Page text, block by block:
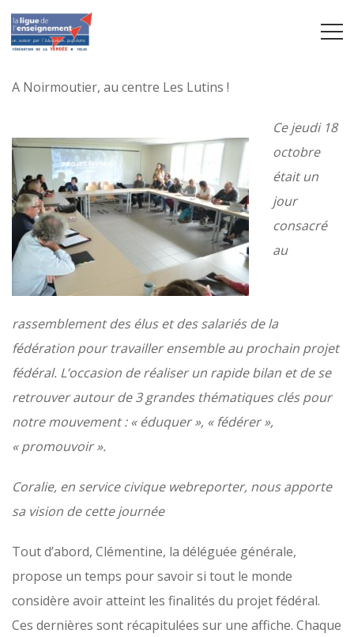
A Noirmoutier, au centre Les Lutins !
Ce jeudi 18
octobre
était un
jour
consacré
au
rassemblement des élus et des salariés de la
fédération pour travailler ensemble au prochain projet
fédéral. L’occasion de réaliser un rapide bilan et de se
retrouver autour de 3 grandes thématiques clés pour
notre mouvement : « éduquer », « fédérer »,
« promouvoir ».
Coralie, en service civique webreporter, nous apporte
sa vision de cette journée
Tout d’abord, Clémentine, la déléguée générale,
propose un temps pour savoir si tout le monde
considère avoir atteint les finalités du projet fédéral.
Ces dernières sont récapitulées sur une affiche. Chaque